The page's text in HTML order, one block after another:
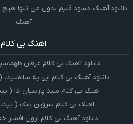
دانلود آهنگ حسود قلبم بدون من تنها
آهنگ
اهنگ بی کلام
دانلود آهنگ بی کلام عرفان
دانلود آهنگ بی کلام ابی به
اهنگ بی کلام سینا پارسیان ادا (
اهنگ بی کلام شروین پتک ( بیت
دانلود آهنگ بی کلام ارون افشار